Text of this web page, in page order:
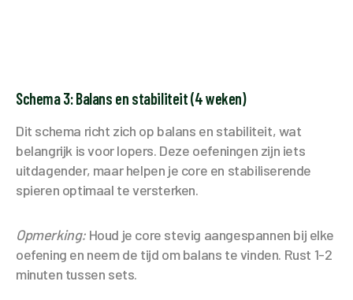
Schema 3: Balans en stabiliteit (4 weken)
Dit schema richt zich op balans en stabiliteit, wat
belangrijk is voor lopers. Deze oefeningen zijn iets
uitdagender, maar helpen je core en stabiliserende
spieren optimaal te versterken.
Opmerking: Houd je core stevig aangespannen bij elke
oefening en neem de tijd om balans te vinden. Rust 1-2
minuten tussen sets.